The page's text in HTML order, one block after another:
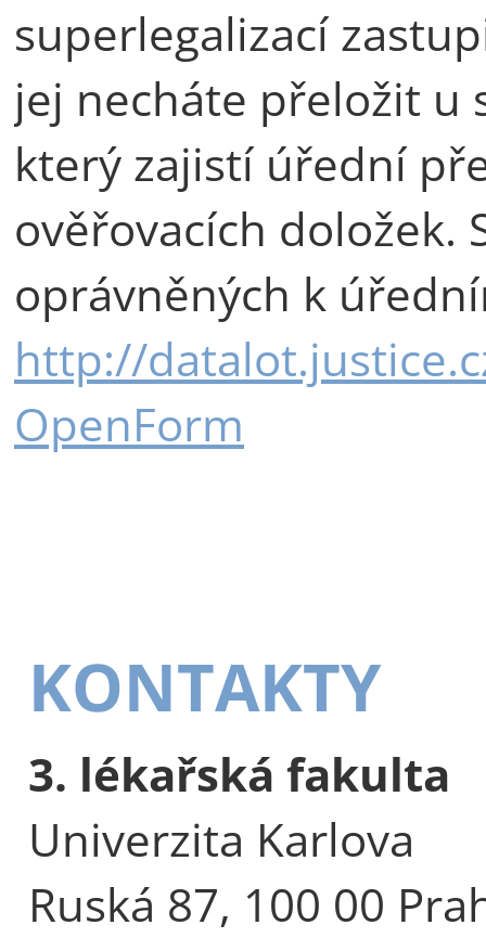
superlegalizací
jej necháte přeložit u
který zajistí úřední
ověřovacích doložek.
oprávněných k
http://
OpenForm
KONTAKTY
3. lékařská fakulta
Univerzita Karlova
Ruská 87, 100 00